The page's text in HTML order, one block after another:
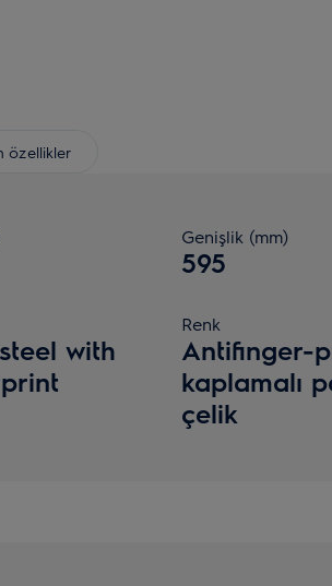
özellikler
Genişlik (mm)
595
with
Renk
Antifinger-
kaplamalı
çelik